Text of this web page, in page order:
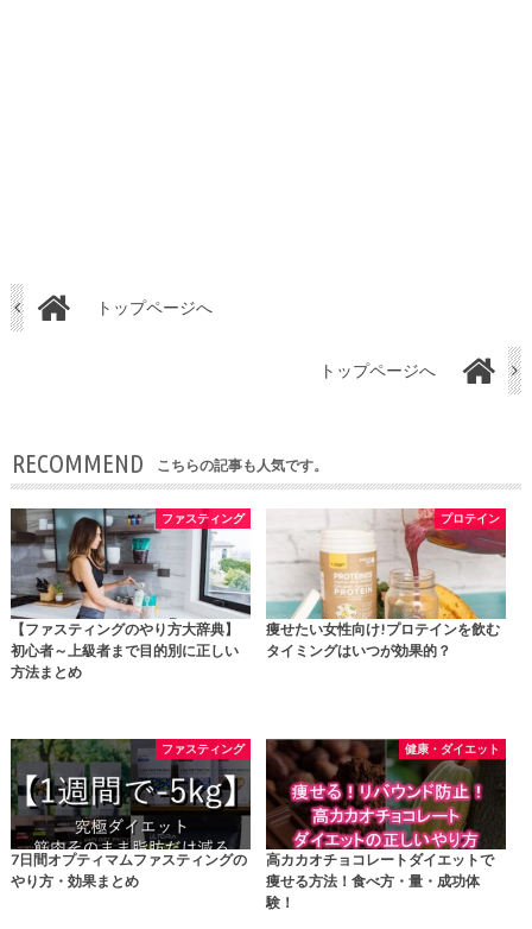
トップページへ
トップページへ
RECOMMEND こちらの記事も人気です。
ファスティング
【ファスティングのやり方大辞典】
初心者～上級者まで目的別に正しい
方法まとめ
プロテイン
痩せたい女性向け!プロテインを飲む
タイミングはいつが効果的？
ファスティング
7日間オプティマムファスティングの
やり方・効果まとめ
健康・ダイエット
高カカオチョコレートダイエットで
痩せる方法！食べ方・量・成功体
験！